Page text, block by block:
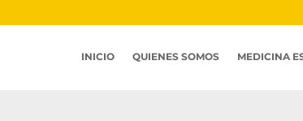
INICIO QUIENES SOMOS MEDICINA